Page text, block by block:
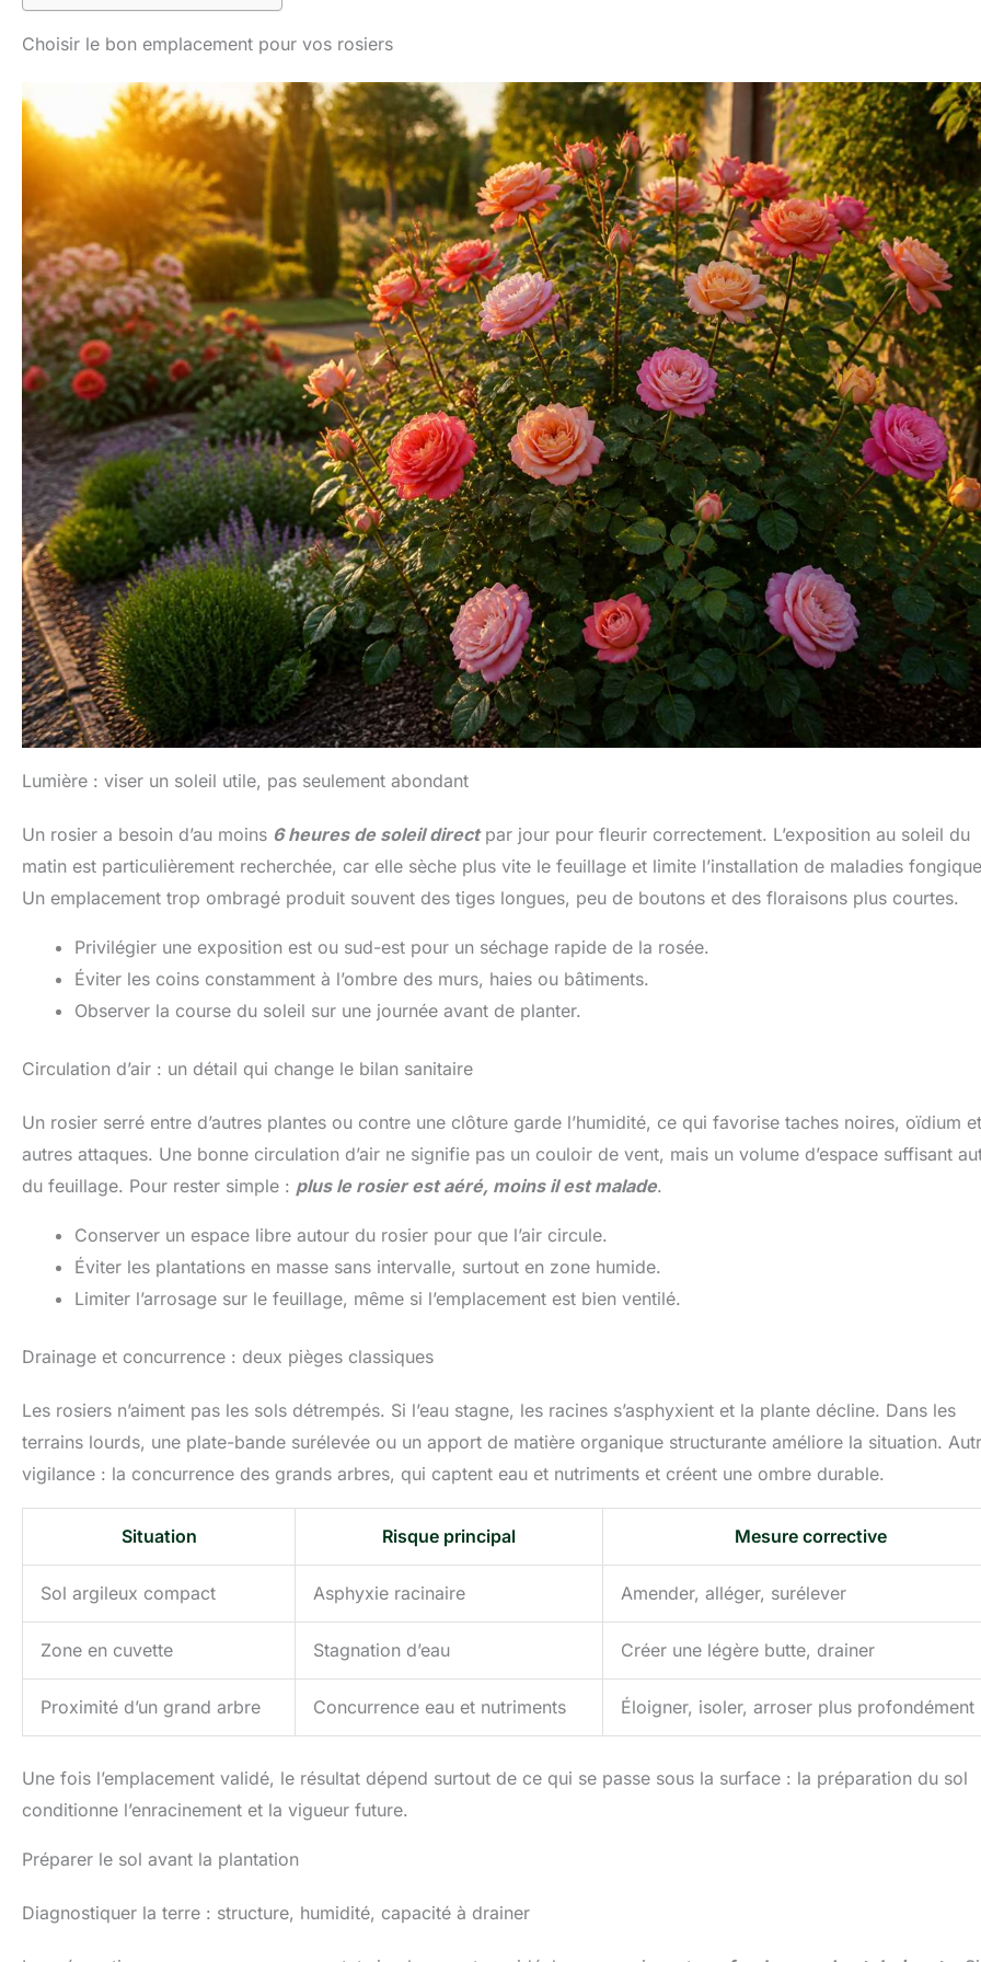
Choisir le bon emplacement pour vos rosiers
Lumière : viser un soleil utile, pas seulement abondant
Un rosier a besoin d’au moins 6 heures de soleil directpar jour pour fleurir correctement. L’exposition au soleil du
matin est particulièrement recherchée, car elle sèche plus vite le feuillage et limite l’installation de maladies
Un emplacement trop ombragé produit souvent des tiges longues, peu de boutons et des floraisons plus courtes.
Privilégier une exposition est ou sud-est pour un séchage rapide de la rosée.
Éviter les coins constamment à l’ombre des murs, haies ou bâtiments.
Observer la course du soleil sur une journée avant de planter.
Circulation d’air : un détail qui change le bilan sanitaire
Un rosier serré entre d’autres plantes ou contre une clôture garde l’humidité, ce qui favorise taches noires, oïdium et
autres attaques. Une bonne circulation d’air ne signifie pas un couloir de vent, mais un volume d’espace suffisant
du feuillage. Pour rester simple : plus le rosier est aéré, moins il est malade.
Conserver un espace libre autour du rosier pour que l’air circule.
Éviter les plantations en masse sans intervalle, surtout en zone humide.
Limiter l’arrosage sur le feuillage, même si l’emplacement est bien ventilé.
Drainage et concurrence : deux pièges classiques
Les rosiers n’aiment pas les sols détrempés. Si l’eau stagne, les racines s’asphyxient et la plante décline. Dans les
terrains lourds, une plate-bande surélevée ou un apport de matière organique structurante améliore la situation.
vigilance : la concurrence des grands arbres, qui captent eau et nutriments et créent une ombre durable.
Situation Risque principal Mesure corrective
Sol argileux compact Asphyxie racinaire Amender, alléger, surélever
Zone en cuvette Stagnation d’eau Créer une légère butte, drainer
Proximité d’un grand arbre Concurrence eau et nutriments Éloigner, isoler, arroser plus profondément
Une fois l’emplacement validé, le résultat dépend surtout de ce qui se passe sous la surface : la préparation du sol
conditionne l’enracinement et la vigueur future.
Préparer le sol avant la plantation
Diagnostiquer la terre : structure, humidité, capacité à drainer